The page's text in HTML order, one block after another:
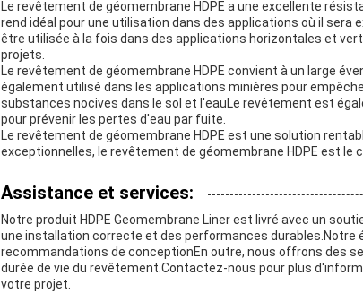
Le revêtement de géomembrane HDPE a une excellente
rend idéal pour une utilisation dans des applications où il sera
être utilisée à la fois dans des applications horizontales et
projets.
Le revêtement de géomembrane HDPE convient à un large
également utilisé dans les applications minières pour
substances nocives dans le sol et l'eauLe revêtement est
pour prévenir les pertes d'eau par fuite.
Le revêtement de géomembrane HDPE est une solution
exceptionnelles, le revêtement de géomembrane HDPE est le
Assistance et services:
Notre produit HDPE Geomembrane Liner est livré avec un
une installation correcte et des performances durables.Notre
recommandations de conceptionEn outre, nous offrons des
durée de vie du revêtement.Contactez-nous pour plus
votre projet.